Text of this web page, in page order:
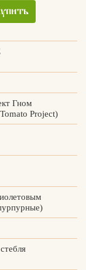
Гном
Project)